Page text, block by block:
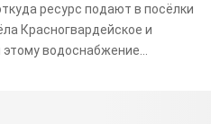
ресурс подают в посёлки
Красногвардейское и
водоснабжение...